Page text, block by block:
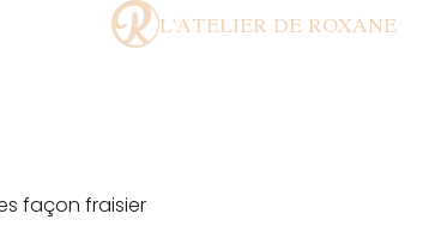
L'ATELIER DE ROXANE
façon fraisier